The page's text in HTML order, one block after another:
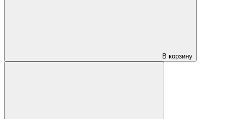
В корзину